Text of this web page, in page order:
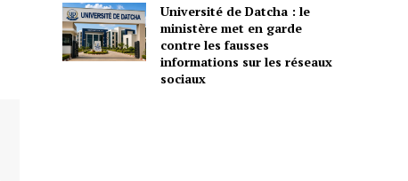
Université de Datcha : le
ministère met en garde
contre les fausses
informations sur les réseaux
sociaux